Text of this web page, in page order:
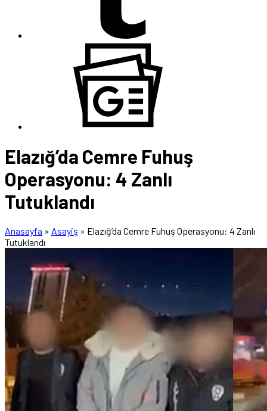
Elazığ’da Cemre Fuhuş
Operasyonu: 4 Zanlı
Tutuklandı
Anasayfa » Asayiş » Elazığ’da Cemre Fuhuş Operasyonu: 4 Zanlı
Tutuklandı